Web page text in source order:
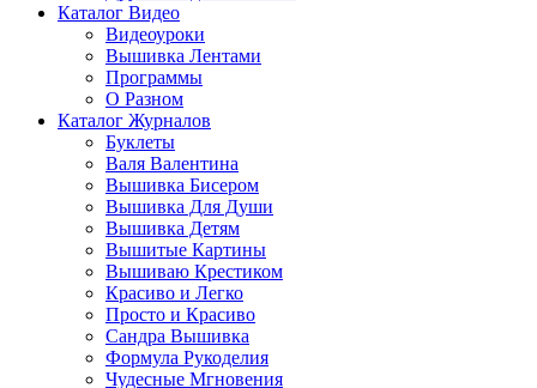
Каталог Видео
Видеоуроки
Вышивка Лентами
Программы
О Разном
Каталог Журналов
Буклеты
Валя Валентина
Вышивка Бисером
Вышивка Для Души
Вышивка Детям
Вышитые Картины
Вышиваю Крестиком
Красиво и Легко
Просто и Красиво
Сандра Вышивка
Формула Рукоделия
Чудесные Мгновения